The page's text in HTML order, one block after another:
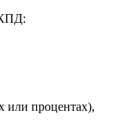
процентах),